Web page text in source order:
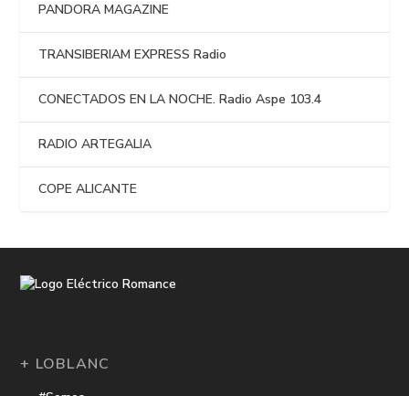
PANDORA MAGAZINE
TRANSIBERIAM EXPRESS Radio
CONECTADOS EN LA NOCHE. Radio Aspe 103.4
RADIO ARTEGALIA
COPE ALICANTE
+ LOBLANC